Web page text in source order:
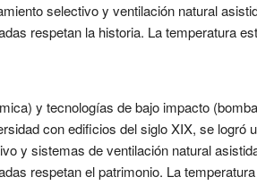
selectivo y ventilación natural
respetan la historia. La temperatura
y tecnologías de bajo impacto
con edificios del siglo XIX, se logró
y sistemas de ventilación natural
respetan el patrimonio. La